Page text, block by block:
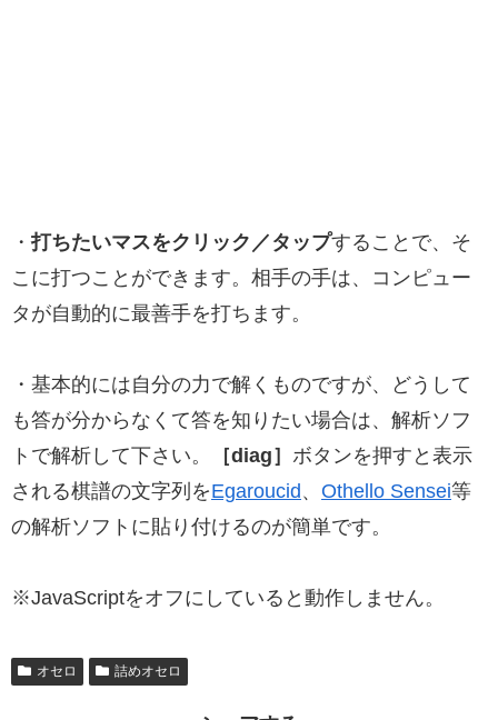
・打ちたいマスをクリック／タップすることで、そ
こに打つことができます。相手の手は、コンピュー
タが自動的に最善手を打ちます。
・基本的には自分の力で解くものですが、どうして
も答が分からなくて答を知りたい場合は、解析ソフ
トで解析して下さい。
［diag］ ボタンを押すと表示
される棋譜の文字列をEgaroucid、 Othello Sensei等
の解析ソフトに貼り付けるのが簡単です。
※JavaScriptをオフにしていると動作しません。
オセロ 詰めオセロ